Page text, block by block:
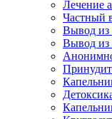
Лечение
Частный
Вывод из
Вывод из